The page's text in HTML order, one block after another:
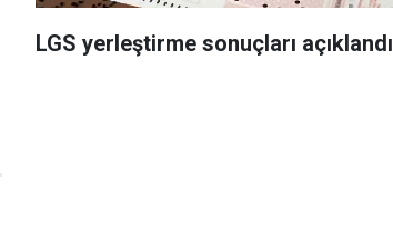
LGS yerleştirme sonuçları açıklandı